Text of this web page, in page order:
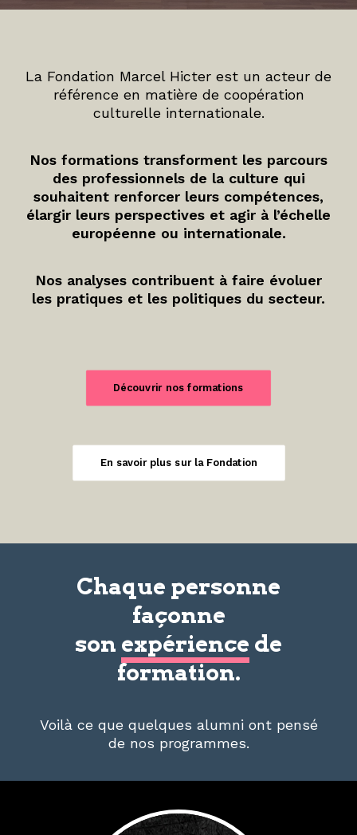
La Fondation Marcel Hicter est un acteur de
référence en matière de coopération
culturelle internationale.
Nos formations transforment les parcours
des professionnels de la culture qui
souhaitent renforcer leurs compétences,
élargir leurs perspectives et agir à l’échelle
européenne ou internationale.
Nos analyses contribuent à faire évoluer
les pratiques et les politiques du secteur.
Découvrir nos formations
En savoir plus sur la Fondation
Chaque personne
façonne
son expérience de
formation.
Voilà ce que quelques alumni ont pensé
de nos programmes.